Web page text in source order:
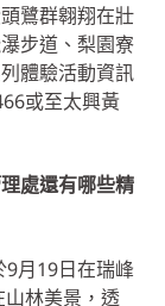
鷺群翱翔在壯
步道、梨園寮
體驗活動資訊
或至太興黃
處還有哪些精
月19日在瑞峰
林美景，透